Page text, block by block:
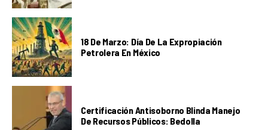
18 De Marzo: Día De La Expropiación
Petrolera En México
Certificación Antisoborno Blinda Manejo
De Recursos Públicos: Bedolla